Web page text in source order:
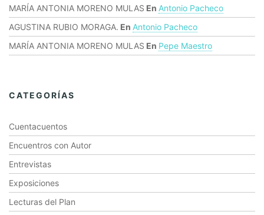
MARÍA ANTONIA MORENO MULAS En Antonio Pacheco
AGUSTINA RUBIO MORAGA. En Antonio Pacheco
MARÍA ANTONIA MORENO MULAS En Pepe Maestro
CATEGORÍAS
Cuentacuentos
Encuentros con Autor
Entrevistas
Exposiciones
Lecturas del Plan